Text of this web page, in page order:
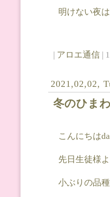
明けない夜
| アロエ通信 |
2021,02,02,
冬のひま
こんにちは
先日生徒様
小ぶりの品